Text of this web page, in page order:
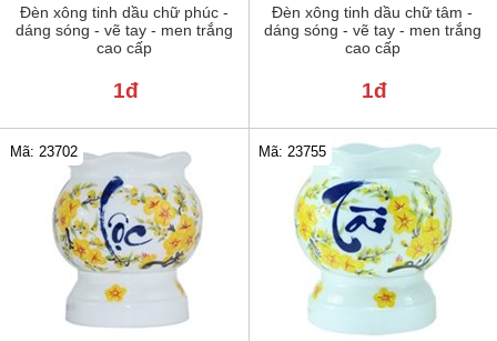
Đèn xông tinh dầu chữ phúc -
dáng sóng - vẽ tay - men trắng
cao cấp
1đ
Đèn xông tinh dầu chữ tâm -
dáng sóng - vẽ tay - men trắng
cao cấp
1đ
Mã: 23702 Mã: 23755